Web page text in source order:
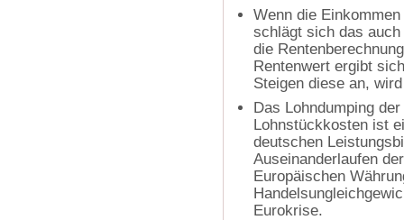
Wenn die
schlägt sich das
die
Rentenwert ergibt
Steigen diese an,
Das Lohndumping
Lohnstückkosten ist
deutschen
Auseinanderlaufen
Europäischen
Eurokrise.